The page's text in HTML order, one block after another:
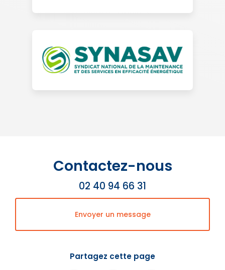
Contactez-nous
02 40 94 66 31
Envoyer un message
Partagez cette page